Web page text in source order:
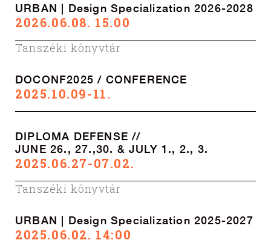
URBAN | Design Specialization 2026-2028
2026.06.08. 15.00
Tanszéki könyvtár
DOCONF2025 / CONFERENCE
2025.10.09-11.
DIPLOMA DEFENSE //
JUNE 26., 27.,30. & JULY 1., 2., 3.
2025.06.27-07.02.
Tanszéki könyvtár
URBAN | Design Specialization 2025-2027
2025.06.02. 14:00